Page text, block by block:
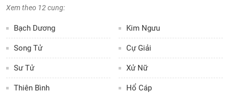
Xem theo 12 cung:
Bạch Dương Kim Ngưu
Song Tử Cự Giải
Sư Tử Xử Nữ
Thiên Bình Hổ Cáp